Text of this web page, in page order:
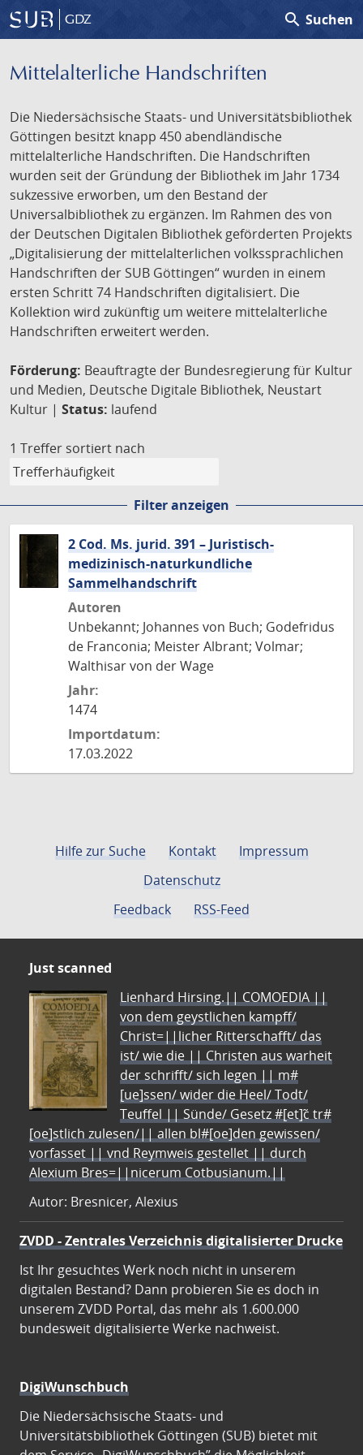
GDZ search Suchen
Mittelalterliche Handschriften
Die Niedersächsische Staats- und Universitätsbibliothek
Göttingen besitzt knapp 450 abendländische
mittelalterliche Handschriften. Die Handschriften
wurden seit der Gründung der Bibliothek im Jahr 1734
sukzessive erworben, um den Bestand der
Universalbibliothek zu ergänzen. Im Rahmen des von
der Deutschen Digitalen Bibliothek geförderten Projekts
„Digitalisierung der mittelalterlichen volkssprachlichen
Handschriften der SUB Göttingen“ wurden in einem
ersten Schritt 74 Handschriften digitalisiert. Die
Kollektion wird zukünftig um weitere mittelalterliche
Handschriften erweitert werden.
Förderung: Beauftragte der Bundesregierung für Kultur
und Medien, Deutsche Digitale Bibliothek, Neustart
Kultur | Status: laufend
1 Treffer sortiert nach
Filter anzeigen
2 Cod. Ms. jurid. 391 – Juristisch-
medizinisch-naturkundliche
Sammelhandschrift
Autoren
Unbekannt; Johannes von Buch; Godefridus
de Franconia; Meister Albrant; Volmar;
Walthisar von der Wage
Jahr:
1474
Importdatum:
17.03.2022
Hilfe zur Suche Kontakt
Impressum
Datenschutz
Feedback
RSS-Feed
Just scanned
Lienhard Hirsing.|| COMOEDIA ||
von dem geystlichen kampff/
Christ=||licher Ritterschafft/ das
ist/ wie die || Christen aus warheit
der schrifft/ sich legen || m#
[ue]ssen/ wider die Heel/ Todt/
Teuffel || Sünde/ Gesetz #[et]c̃ tr#
[oe]stlich zulesen/|| allen bl#[oe]den gewissen/
vorfasset || vnd Reymweis gestellet || durch
Alexium Bres=||nicerum Cotbusianum.||
Autor: Bresnicer, Alexius
ZVDD - Zentrales Verzeichnis digitalisierter Drucke
Ist Ihr gesuchtes Werk noch nicht in unserem
digitalen Bestand? Dann probieren Sie es doch in
unserem ZVDD Portal, das mehr als 1.600.000
bundesweit digitalisierte Werke nachweist.
DigiWunschbuch
Die Niedersächsische Staats- und
Universitätsbibliothek Göttingen (SUB) bietet mit